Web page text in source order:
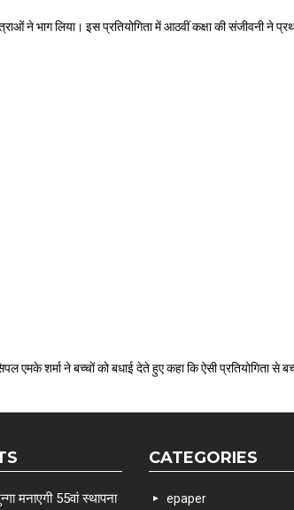
ने भाग लिया। इस प्रतियोगिता में आठवीं कक्षा की संजीवनी ने
एमके शर्मा ने बच्चों को बधाई देते हुए कहा कि ऐसी प्रतियोगिता से
मनाएगी 55वां स्थापना
CATEGORIES
epaper